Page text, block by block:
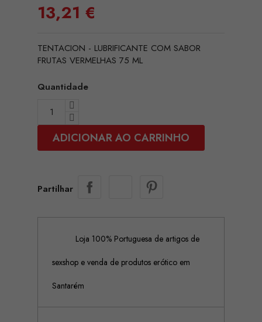
13,21 €
TENTACION - LUBRIFICANTE COM SABOR
FRUTAS VERMELHAS 75 ML
Quantidade
ADICIONAR AO CARRINHO
Partilhar
Loja 100% Portuguesa de artigos de
sexshop e venda de produtos erótico em
Santarém